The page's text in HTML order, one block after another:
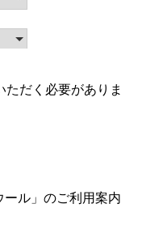
ただく必要がありま
ール」のご利用案内